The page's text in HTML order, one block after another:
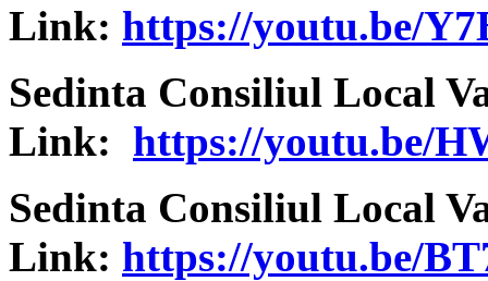
Link: https://youtu.be/
Sedinta Consiliul Local
Link: https://youtu.be/
Sedinta Consiliul Local
Link: https://youtu.be/